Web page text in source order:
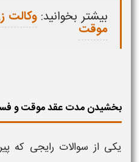
بیشتر بخوانید: وکالت
موقت
بخشیدن مدت عقد موقت و
یکی از سوالات رایجی که